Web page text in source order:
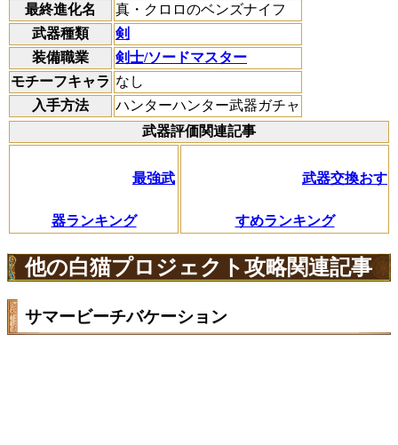
最終進化名
真・クロロのベンズナイフ
武器種類
剣
装備職業
剣士/ソードマスター
モチーフキャラ なし
入手方法
ハンターハンター武器ガチャ
武器評価関連記事
最強武
器ランキング
武器交換おす
すめランキング
他の白猫プロジェクト攻略関連記事
サマービーチバケーション